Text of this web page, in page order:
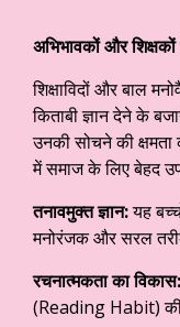
अभिभावकों और
शिक्षाविदों और बाल
किताबी ज्ञान देने के
उनकी सोचने की
में समाज के लिए बेहद
तनावमुक्त ज्ञान:यह
मनोरंजक और सरल
रचनात्मकता का विकास:
(Reading Habit)